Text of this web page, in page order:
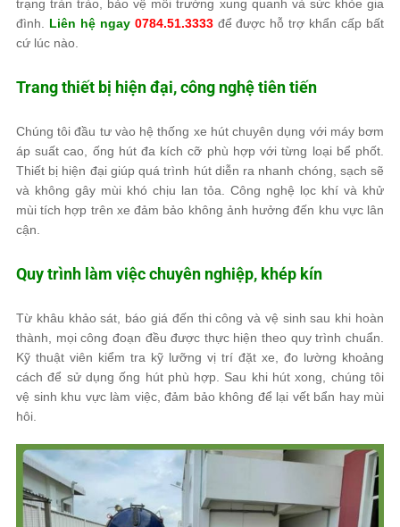
trạng tràn trào, bảo vệ môi trường xung quanh và sức khỏe gia
đình. Liên hệ ngay 0784.51.3333để được hỗ trợ khẩn cấp bất
cứ lúc nào.
Trang thiết bị hiện đại, công nghệ tiên tiến
Chúng tôi đầu tư vào hệ thống xe hút chuyên dụng với máy bơm
áp suất cao, ống hút đa kích cỡ phù hợp với từng loại bể phốt.
Thiết bị hiện đại giúp quá trình hút diễn ra nhanh chóng, sạch sẽ
và không gây mùi khó chịu lan tỏa. Công nghệ lọc khí và khử
mùi tích hợp trên xe đảm bảo không ảnh hưởng đến khu vực lân
cận.
Quy trình làm việc chuyên nghiệp, khép kín
Từ khâu khảo sát, báo giá đến thi công và vệ sinh sau khi hoàn
thành, mọi công đoạn đều được thực hiện theo quy trình chuẩn.
Kỹ thuật viên kiểm tra kỹ lưỡng vị trí đặt xe, đo lường khoảng
cách để sử dụng ống hút phù hợp. Sau khi hút xong, chúng tôi
vệ sinh khu vực làm việc, đảm bảo không để lại vết bẩn hay mùi
hôi.